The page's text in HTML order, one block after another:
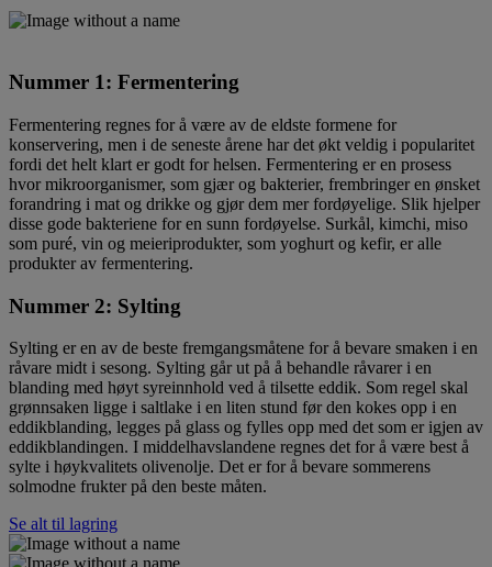
Nummer 1: Fermentering
Fermentering regnes for å være av de eldste formene for
konservering, men i de seneste årene har det økt veldig i popularitet
fordi det helt klart er godt for helsen. Fermentering er en prosess
hvor mikroorganismer, som gjær og bakterier, frembringer en ønsket
forandring i mat og drikke og gjør dem mer fordøyelige. Slik hjelper
disse gode bakteriene for en sunn fordøyelse. Surkål, kimchi, miso
som puré, vin og meieriprodukter, som yoghurt og kefir, er alle
produkter av fermentering.
Nummer 2: Sylting
Sylting er en av de beste fremgangsmåtene for å bevare smaken i en
råvare midt i sesong. Sylting går ut på å behandle råvarer i en
blanding med høyt syreinnhold ved å tilsette eddik. Som regel skal
grønnsaken ligge i saltlake i en liten stund før den kokes opp i en
eddikblanding, legges på glass og fylles opp med det som er igjen av
eddikblandingen. I middelhavslandene regnes det for å være best å
sylte i høykvalitets olivenolje. Det er for å bevare sommerens
solmodne frukter på den beste måten.
Se alt til lagring